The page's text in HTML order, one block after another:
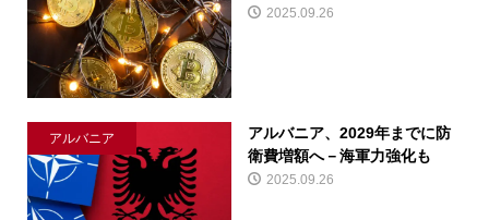
2025.09.26
アルバニア
アルバニア、2029年までに防
衛費増額へ－海軍力強化も
2025.09.26